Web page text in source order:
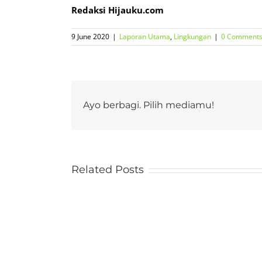
Redaksi Hijauku.com
9 June 2020 | Laporan Utama, Lingkungan | 0 Comments
Ayo berbagi. Pilih mediamu!
Related Posts